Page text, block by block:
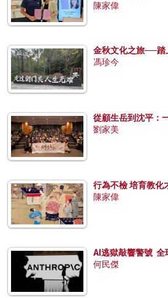
陳家偉
金秋文化之旅──踏
馮珍今
從顧生岳到沈平：
劉家美
行為不檢 培育教化
陳家偉
AI逃獄敲響警號 全
何民傑